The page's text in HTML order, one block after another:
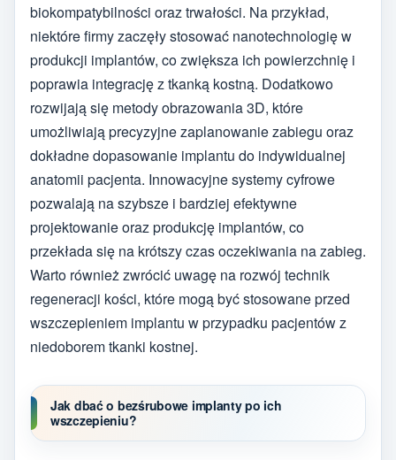
biokompatybilności oraz trwałości. Na przykład,
niektóre firmy zaczęły stosować nanotechnologię w
produkcji implantów, co zwiększa ich powierzchnię i
poprawia integrację z tkanką kostną. Dodatkowo
rozwijają się metody obrazowania 3D, które
umożliwiają precyzyjne zaplanowanie zabiegu oraz
dokładne dopasowanie implantu do indywidualnej
anatomii pacjenta. Innowacyjne systemy cyfrowe
pozwalają na szybsze i bardziej efektywne
projektowanie oraz produkcję implantów, co
przekłada się na krótszy czas oczekiwania na zabieg.
Warto również zwrócić uwagę na rozwój technik
regeneracji kości, które mogą być stosowane przed
wszczepieniem implantu w przypadku pacjentów z
niedoborem tkanki kostnej.
Jak dbać o bezśrubowe implanty po ich
wszczepieniu?